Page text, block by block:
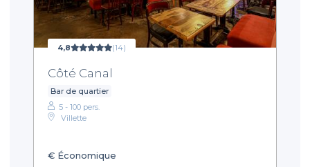
4,8 (14)
Côté Canal
Bar de quartier
5 - 100 pers.
Villette
€ Économique